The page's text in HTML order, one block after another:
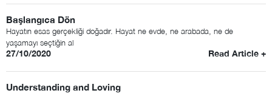
Başlangıca Dön
Hayatın esas gerçekliği doğadır. Hayat ne evde, ne arabada, ne de
yaşamayı seçtiğin al
27/10/2020 Read Article +
Understanding and Loving